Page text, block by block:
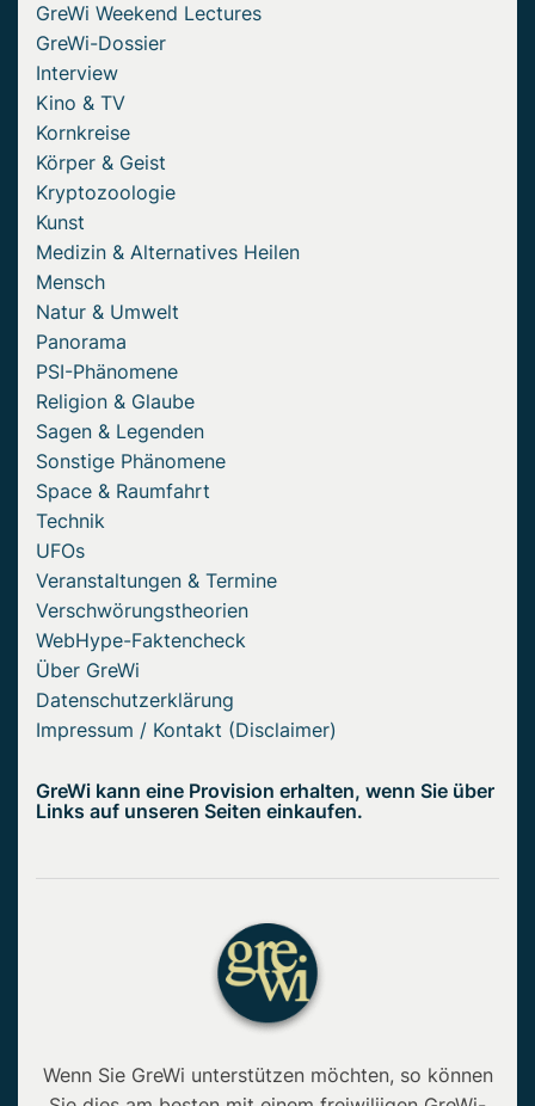
GreWi Weekend Lectures
GreWi-Dossier
Interview
Kino & TV
Kornkreise
Körper & Geist
Kryptozoologie
Kunst
Medizin & Alternatives Heilen
Mensch
Natur & Umwelt
Panorama
PSI-Phänomene
Religion & Glaube
Sagen & Legenden
Sonstige Phänomene
Space & Raumfahrt
Technik
UFOs
Veranstaltungen & Termine
Verschwörungstheorien
WebHype-Faktencheck
Über GreWi
Datenschutzerklärung
Impressum / Kontakt (Disclaimer)
GreWi kann eine Provision erhalten, wenn Sie über
Links auf unseren Seiten einkaufen.
Wenn Sie GreWi unterstützen möchten, so können